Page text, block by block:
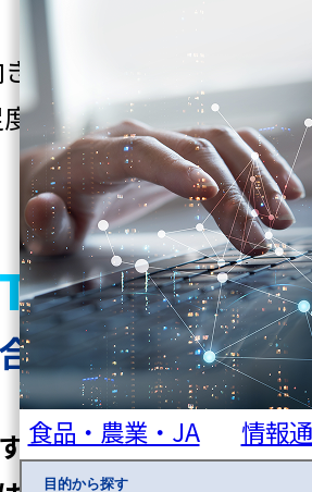
食品・農業・JA 情報
目的から探す
な声が寄せられ、全
の高い活動となりま
わせ
るご質問、ご相談